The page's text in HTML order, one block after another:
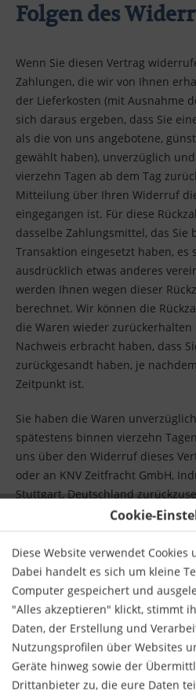
Cookie-
Diese Website verwendet
Dabei handelt es sich um kleine
Computer gespeichert und
"Alles akzeptieren" klickt, stimmt
Daten, der Erstellung und
Nutzungsprofilen über Websites
Geräte hinweg sowie der
Drittanbieter zu, die eure Daten
Folgen des
Wenn Sie diesen Vertrag
Zahlungen, die wir von Ihnen
der Lieferkosten (mit Ausnahme
sich daraus ergeben, dass Sie
als die von uns angebotene,
gewählt haben), unverzüglich
vierzehn Tagen ab dem Tag
Mitteilung über Ihren Widerruf
eingegangen ist. Für diese
dasselbe Zahlungsmittel, das
Transaktion eingesetzt haben,
ausdrücklich etwas anderes
werden Ihnen wegen dieser
berechnet. Wir können die
die Waren wieder
Nachweis erbracht haben, dass
zurückgesandt haben, je
Zeitpunkt ist.
Sie haben die Waren
spätestens binnen vierzehn
uns über den Widerruf dieses
oder an KNV Zeitfracht GmbH,
Stuttgart, Deutschland
Die Frist ist gewahrt, wenn Sie
Sie tragen die unmittelbaren
Waren.
Sie müssen für einen etwaigen
aufkommen, wenn dieser
der Beschaffenheit,
Waren nicht notwendigen